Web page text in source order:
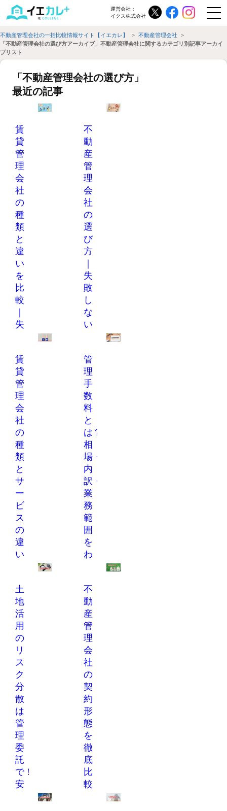
運営会社：
イクス株式会社
不動産管理会社の一括比較情報サイト【イエカレ】
不動産管理会社
「不動産管理会社の選び方アーカイブ」不動産管理会社に関するカテゴリ別記事アーカイ
ブリスト
「不動産管理会社の選び方 」
最近の記事
賃
貸
管
理
会
社
の
種
類
と
違
い
を
比
較
｜
失
な
い
選
び
方
と
管
理
方
式
を
解
説
賃貸管理会社の種
類（仲介兼業型・
地域密着型・PM
型）や管理方式
（管理委託・サブ
リース）の違いを
ルのメリット・デ
メリットと、失敗
しない管理･･･
不動産管理会社の
不
動
産
管
理
会
社
の
選
び
方
｜
失
敗
し
な
い
の
比
較
ポ
イ
ン
ト
と
見
極
め
術
失敗しない不動産
管理会社の選び方
と「7つの比較ポイ
ント」を徹底解
説。入居率の実績
や管理手数料の相
場、客付け力（リ
トラブル対応の速
さなど･･･
不動産管理会社の
賃
貸
管
理
会
社
の
種
類
と
サ
ー
ビ
ス
の
違
い
敗
し
な
い
選
び
方
と
比
較
の
ポ
イ
ン
ト
賃貸管理会社の種
類とサービス内容
の違いを徹底比
管
理
手
数
料
と
は？
相
場・
内
訳・
業
務
範
囲
を
わ
や
す
く
解
説
｜
賃
貸
管
理
会
社
の
選
び
方
も
不動産管理手数料
土
地
活
用
の
リ
ス
ク
分
散
は
管
理
委
託
で！
安
不
動
産
管
理
会
社
の
契
約
形
態
を
徹
底
比
較